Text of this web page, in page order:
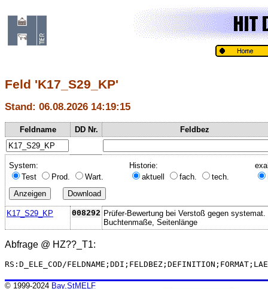
Feld 'K17_S29_KP'
Stand: 06.08.2026 14:19:15
Feldname DD Nr. Feldbez
System:
Test
Prod. Wart.
Historie:
aktuell
fach. tech.
K17_S29_KP 008292 Prüfer-Bewertung bei Verstoß gegen systemat.
Buchtenmaße, Seitenlänge
Abfrage @ HZ??_T1:
RS:D_ELE_COD/
© 1999-2024 Bay.StMELF